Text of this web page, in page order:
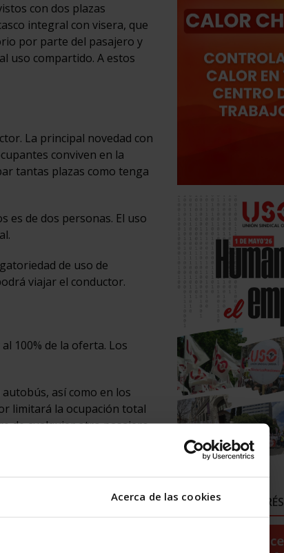
Acerca de las cookies
con dos plazas
integral con visera, que
por parte del pasajero y
uso compartido. A estos
La principal novedad con
conviven en la
tantas plazas como tenga
es de dos personas. El uso
de uso de
viajar el conductor.
100% de la oferta. Los
así como en los
limitará la ocupación total
de cualquier otro pasajero.
que viajen juntas y
que existan plataformas
entre sí la máxima
disponibles, y de
ENLACES DE INTERÉS